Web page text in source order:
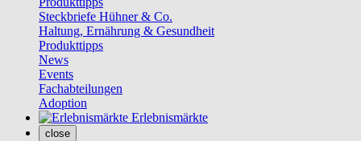
Steckbriefe Hühner & Co.
Haltung, Ernährung & Gesundheit
Produkttipps
News
Events
Fachabteilungen
Adoption
Erlebnismärkte
close